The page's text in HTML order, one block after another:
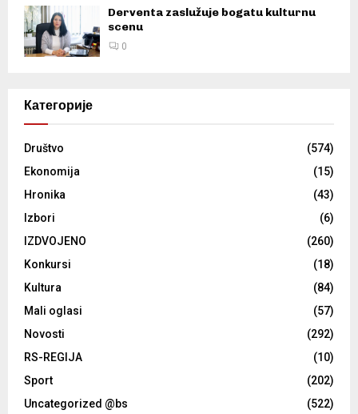
Derventa zaslužuje bogatu kulturnu
scenu
0
Категорије
Društvo
(574)
Ekonomija
(15)
Hronika
(43)
Izbori
(6)
IZDVOJENO
(260)
Konkursi
(18)
Kultura
(84)
Mali oglasi
(57)
Novosti
(292)
RS-REGIJA
(10)
Sport
(202)
Uncategorized @bs
(522)